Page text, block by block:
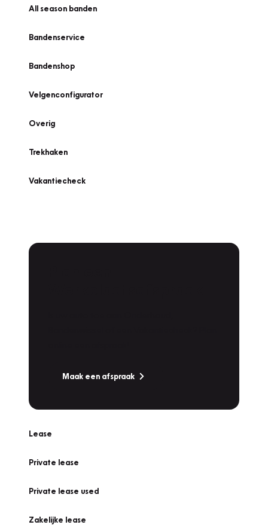
All season banden
Bandenservice
Bandenshop
Velgenconfigurator
Overig
Trekhaken
Vakantiecheck
Maak een afspraak
Lease
Private lease
Private lease used
Zakelijke lease